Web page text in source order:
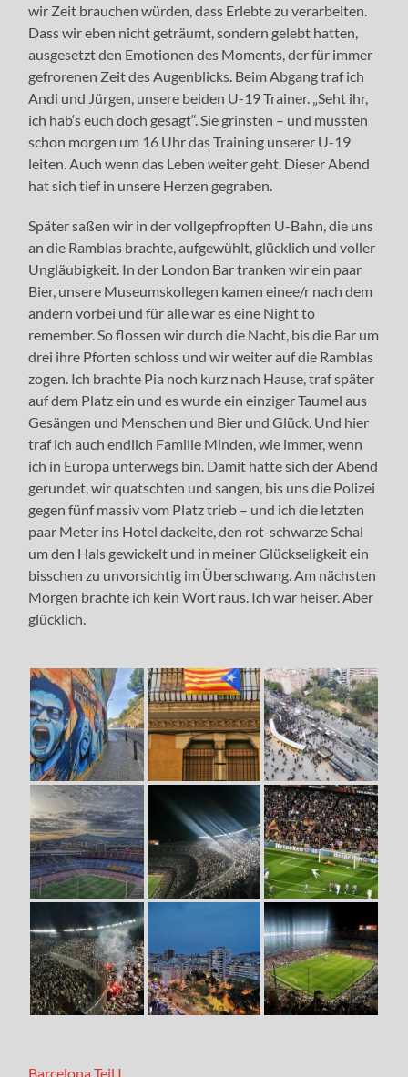
wir Zeit brauchen würden, dass Erlebte zu verarbeiten.
Dass wir eben nicht geträumt, sondern gelebt hatten,
ausgesetzt den Emotionen des Moments, der für immer
gefrorenen Zeit des Augenblicks. Beim Abgang traf ich
Andi und Jürgen, unsere beiden U-19 Trainer. „Seht ihr,
ich hab‘s euch doch gesagt“. Sie grinsten – und mussten
schon morgen um 16 Uhr das Training unserer U-19
leiten. Auch wenn das Leben weiter geht. Dieser Abend
hat sich tief in unsere Herzen gegraben.
Später saßen wir in der vollgepfropften U-Bahn, die uns
an die Ramblas brachte, aufgewühlt, glücklich und voller
Ungläubigkeit. In der London Bar tranken wir ein paar
Bier, unsere Museumskollegen kamen einee/r nach dem
andern vorbei und für alle war es eine Night to
remember. So flossen wir durch die Nacht, bis die Bar um
drei ihre Pforten schloss und wir weiter auf die Ramblas
zogen. Ich brachte Pia noch kurz nach Hause, traf später
auf dem Platz ein und es wurde ein einziger Taumel aus
Gesängen und Menschen und Bier und Glück. Und hier
traf ich auch endlich Familie Minden, wie immer, wenn
ich in Europa unterwegs bin. Damit hatte sich der Abend
gerundet, wir quatschten und sangen, bis uns die Polizei
gegen fünf massiv vom Platz trieb – und ich die letzten
paar Meter ins Hotel dackelte, den rot-schwarze Schal
um den Hals gewickelt und in meiner Glückseligkeit ein
bisschen zu unvorsichtig im Überschwang. Am nächsten
Morgen brachte ich kein Wort raus. Ich war heiser. Aber
glücklich.
Barcelona Teil I